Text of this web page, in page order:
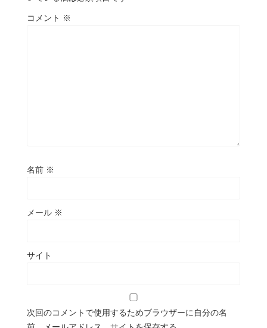
コメント ※
名前 ※
メール ※
サイト
次回のコメントで使用するためブラウザーに自分の名